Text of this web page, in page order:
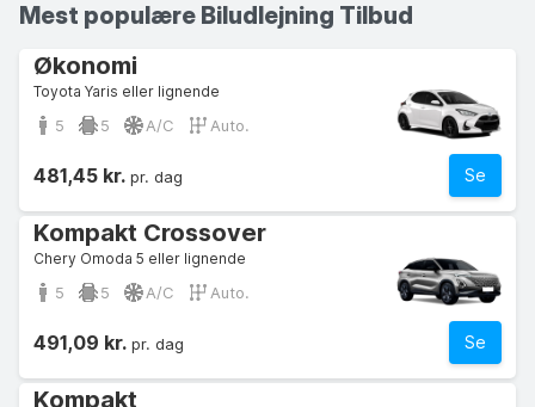
Mest populære Biludlejning Tilbud
Økonomi
Toyota Yaris eller lignende
5 5 A/C Auto.
Se
481,45 kr. pr. dag
Kompakt Crossover
Chery Omoda 5 eller lignende
5 5 A/C Auto.
Se
491,09 kr. pr. dag
Kompakt